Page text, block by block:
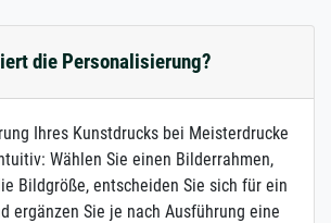
die Personalisierung?
Ihres Kunstdrucks bei Meisterdrucke
Wählen Sie einen Bilderrahmen,
Bildgröße, entscheiden Sie sich für ein
ergänzen Sie je nach Ausführung eine